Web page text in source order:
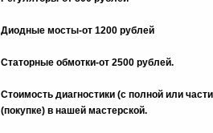
Диодные мосты-от 1200 рублей
Статорные обмотки-от 2500 рублей.
Стоимость диагностики (с полной или
(покупке) в нашей мастерской.